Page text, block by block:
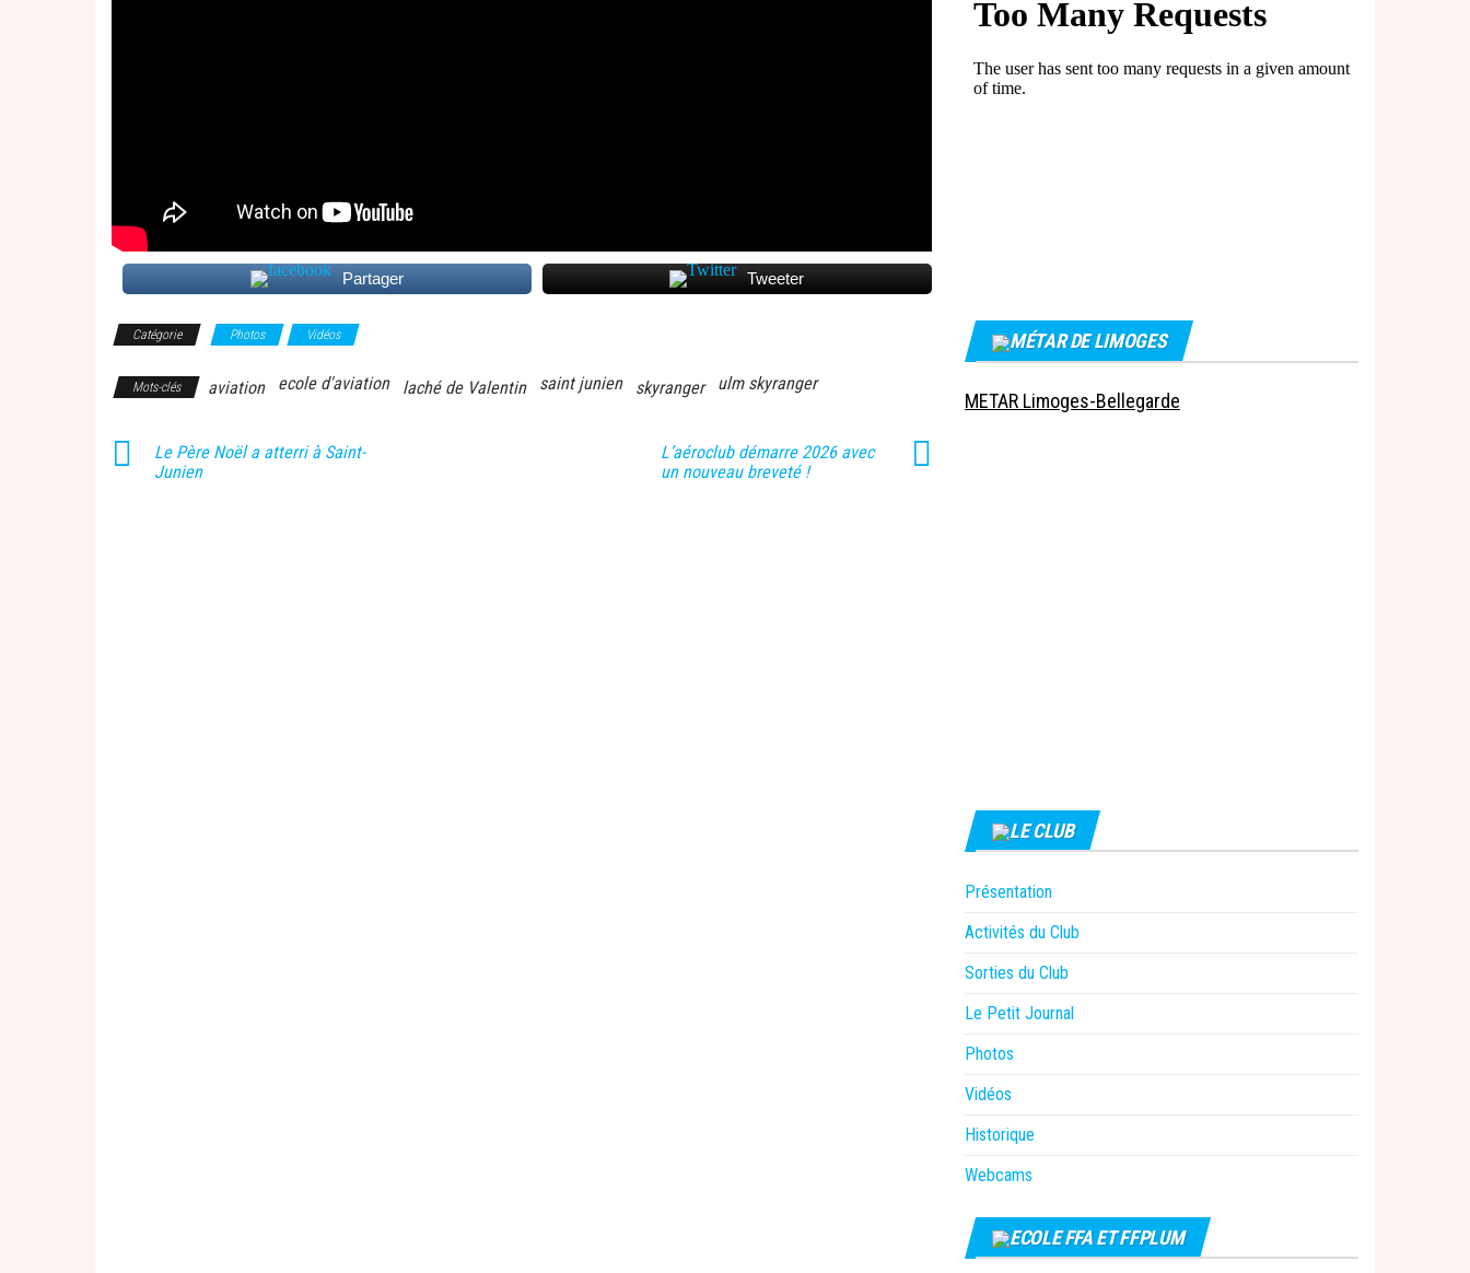
Partager Tweeter
Catégorie Photos Vidéos
Mots-clés aviation ecole d'aviation laché de Valentin saint junien skyranger ulm skyranger
Le Père Noël a atterri à Saint-
Junien
L’aéroclub démarre 2026 avec
un nouveau breveté !
MÉTAR DE LIMOGES
METAR Limoges-Bellegarde
LE CLUB
Présentation
Activités du Club
Sorties du Club
Le Petit Journal
Photos
Vidéos
Historique
Webcams
ECOLE FFA ET FFPLUM